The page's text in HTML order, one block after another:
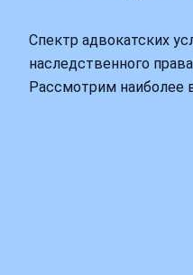
Спектр адвокатских
наследственного
Рассмотрим наиболее